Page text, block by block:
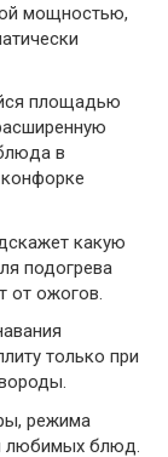
мощностью,
площадью
в
какую
подогрева
от ожогов.
только при
режима
любимых блюд.